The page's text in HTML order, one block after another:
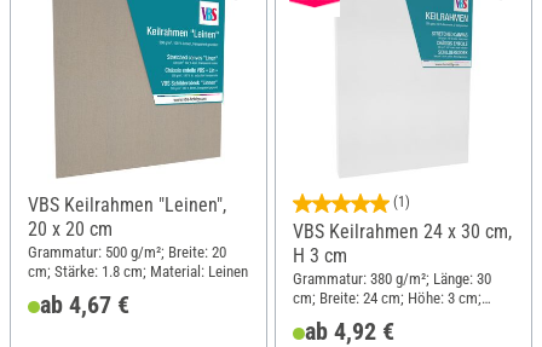
VBS Keilrahmen "Leinen",
20 x 20 cm
Grammatur: 500 g/m²; Breite: 20
cm; Stärke: 1.8 cm; Material: Leinen
ab 4,67 €
(1)
VBS Keilrahmen 24 x 30 cm,
H 3 cm
Grammatur: 380 g/m²; Länge: 30
cm; Breite: 24 cm; Höhe: 3 cm;
Material: Baumwolle
ab 4,92 €